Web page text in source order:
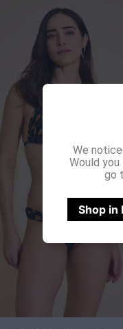
We
Would
go
Shop in